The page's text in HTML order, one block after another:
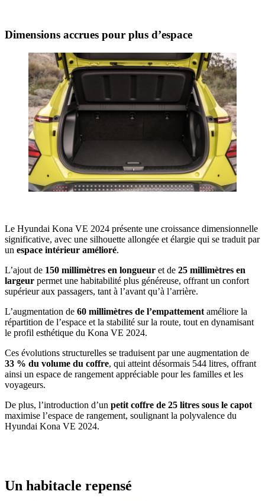
Dimensions accrues pour plus d’espace
Le Hyundai Kona VE 2024 présente une croissance dimensionnelle
significative, avec une silhouette allongée et élargie qui se traduit par
un espace intérieur amélioré.
L’ajout de 150 millimètres en longueur et de 25 millimètres en
largeur permet une habitabilité plus généreuse, offrant un confort
supérieur aux passagers, tant à l’avant qu’à l’arrière.
L’augmentation de 60 millimètres de l’empattement améliore la
répartition de l’espace et la stabilité sur la route, tout en dynamisant
le profil esthétique du Kona VE 2024.
Ces évolutions structurelles se traduisent par une augmentation de
33 % du volume du coffre, qui atteint désormais 544 litres, offrant
ainsi un espace de rangement appréciable pour les familles et les
voyageurs.
De plus, l’introduction d’un petit coffre de 25 litres sous le capot
maximise l’espace de rangement, soulignant la polyvalence du
Hyundai Kona VE 2024.
Un habitacle repensé